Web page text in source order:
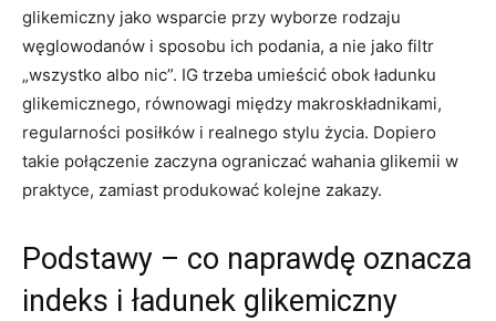
glikemiczny jako wsparcie przy wyborze rodzaju
węglowodanów i sposobu ich podania, a nie jako filtr
„wszystko albo nic”. IG trzeba umieścić obok ładunku
glikemicznego, równowagi między makroskładnikami,
regularności posiłków i realnego stylu życia. Dopiero
takie połączenie zaczyna ograniczać wahania glikemii w
praktyce, zamiast produkować kolejne zakazy.
Podstawy – co naprawdę oznacza
indeks i ładunek glikemiczny